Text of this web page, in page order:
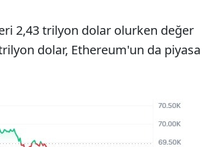
2,43 trilyon dolar olurken değer
dolar, Ethereum'un da piyasa